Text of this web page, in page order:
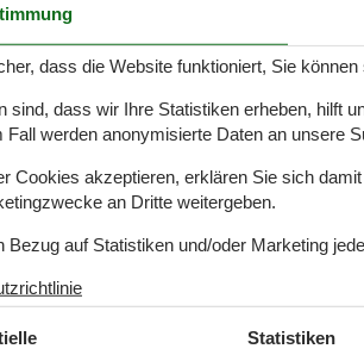
dass die Website funktioniert, Sie können
sind, dass wir Ihre Statistiken erheben, hilft
werden anonymisierte Daten an unsere
Cookies akzeptieren, erklären Sie sich
an Dritte weitergeben.
Bezug auf Statistiken und/oder Marketing
Statistiken